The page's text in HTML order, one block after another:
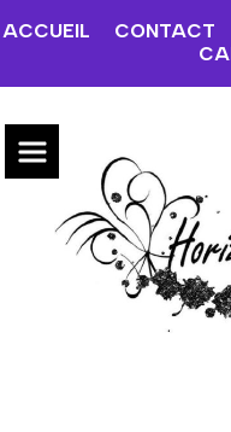
ACCUEIL CONTACT